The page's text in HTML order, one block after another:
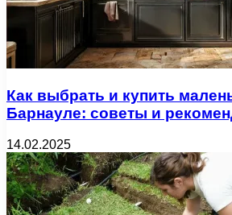
Как выбрать и купить
Барнауле: советы и
14.02.2025